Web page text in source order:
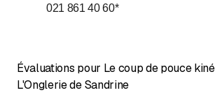
021 861 40 60*
Évaluations pour Le coup de pouce
L'Onglerie de Sandrine